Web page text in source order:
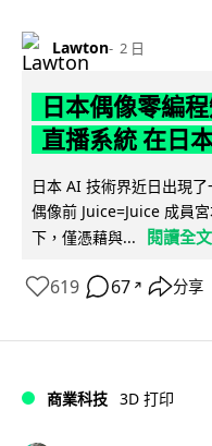
Lawton 2 日
日本偶像零編
直播系統 在日
日本 AI 技術界近日出現
偶像前 Juice=Juice 成員
下，僅憑藉與...
閱讀全文
619 67 ↗ 分享
商業科技 3D 打印